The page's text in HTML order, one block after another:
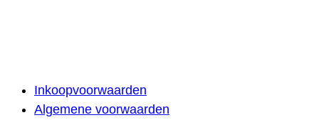
Inkoopvoorwaarden
Algemene voorwaarden